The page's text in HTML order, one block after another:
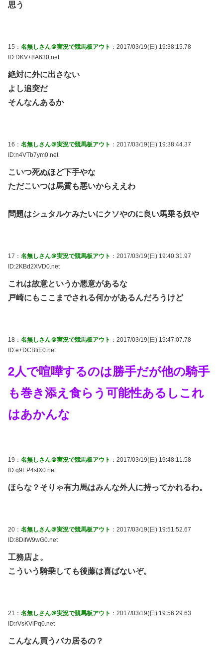
思う
15： 名無しさん＠実況で競馬板アウト ：2017/03/19(日) 19:38:15.78
ID:DKV+8A630.net
絶対に外に出さない
よし追突だ
そんなんあるか
16： 名無しさん＠実況で競馬板アウト ：2017/03/19(日) 19:38:44.37
ID:n4VTb7ym0.net
こいつ死ぬほど下手やな
ただこいつは馬質も悪いからええわ
問題はシュタルケみたいにクソやのに良い馬乗る奴や
17： 名無しさん＠実況で競馬板アウト ：2017/03/19(日) 19:40:31.97
ID:2KBd2XVD0.net
これは故意というか悪意があるな
戸崎にもここまでされる何かがあるんだろうけど
18： 名無しさん＠実況で競馬板アウト ：2017/03/19(日) 19:47:07.78
ID:e+DCBtiE0.net
2人で喧嘩するのは勝手だが他の騎手
も巻き添え食らう可能性あるしこれ
はあかんな
19： 名無しさん＠実況で競馬板アウト ：2017/03/19(日) 19:48:11.58
ID:q9EP4sfX0.net
ほらな？そりゃ有力馬はみんな外人に持ってかれるわ。
20： 名無しさん＠実況で競馬板アウト ：2017/03/19(日) 19:51:52.67
ID:8DifW9wG0.net
工務店よ。
こういう騎乗しても後藤は喜ばないぞ。
21： 名無しさん＠実況で競馬板アウト ：2017/03/19(日) 19:56:29.63
ID:rVsKViPq0.net
こんなん買うバカ居るの？